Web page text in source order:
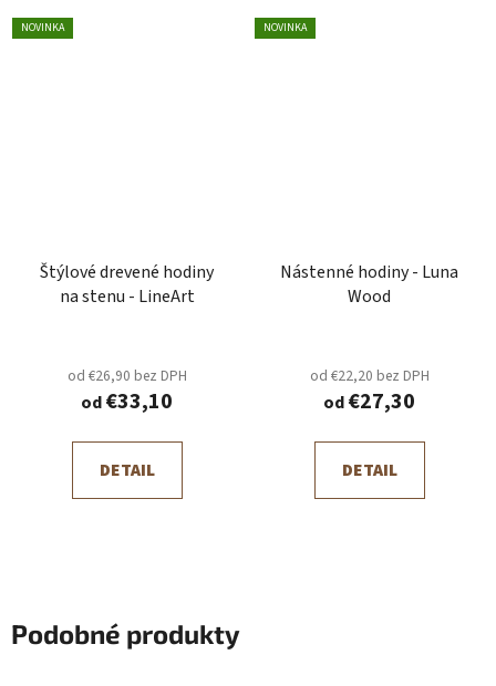
NOVINKA
Štýlové drevené hodiny
na stenu - LineArt
od €26,90 bez DPH
od€33,10
DETAIL
NOVINKA
Nástenné hodiny - Luna
Wood
od €22,20 bez DPH
od€27,30
DETAIL
Podobné produkty